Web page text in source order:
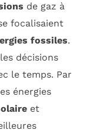
de gaz à
focalisaient
fossiles.
décisions
le temps. Par
énergies
et